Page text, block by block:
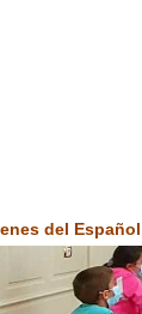
del Español